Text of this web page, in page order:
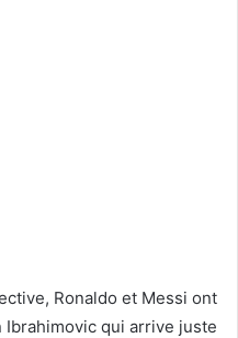
Ronaldo et Messi ont
qui arrive juste